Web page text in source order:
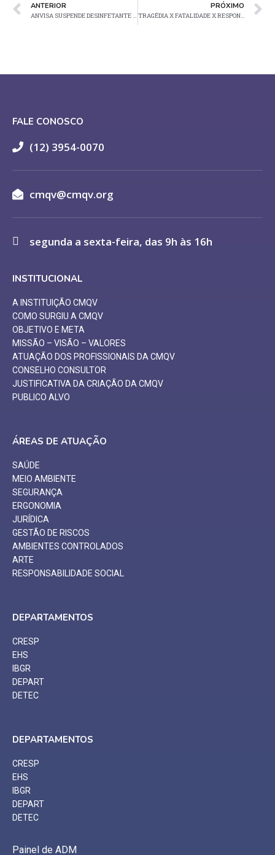
ANTERIOR PRÓXIMO
TRAGÉDIA X FATALIDADE X RESPONSABILIDADE X PREVENÇÃO…
FALE CONOSCO
(12) 3954-0070
cmqv@cmqv.org
segunda a sexta-feira, das 9h às 16h
INSTITUCIONAL
A INSTITUIÇÃO CMQV
COMO SURGIU A CMQV
OBJETIVO E META
MISSÃO – VISÃO – VALORES
ATUAÇÃO DOS PROFISSIONAIS DA CMQV
CONSELHO CONSULTOR
JUSTIFICATIVA DA CRIAÇÃO DA CMQV
PUBLICO ALVO
ÁREAS DE ATUAÇÃO
SAÚDE
MEIO AMBIENTE
SEGURANÇA
ERGONOMIA
JURÍDICA
GESTÃO DE RISCOS
AMBIENTES CONTROLADOS
ARTE
RESPONSABILIDADE SOCIAL
DEPARTAMENTOS
CRESP
EHS
IBGR
DEPART
DETEC
DEPARTAMENTOS
CRESP
EHS
IBGR
DEPART
DETEC
Painel de ADM